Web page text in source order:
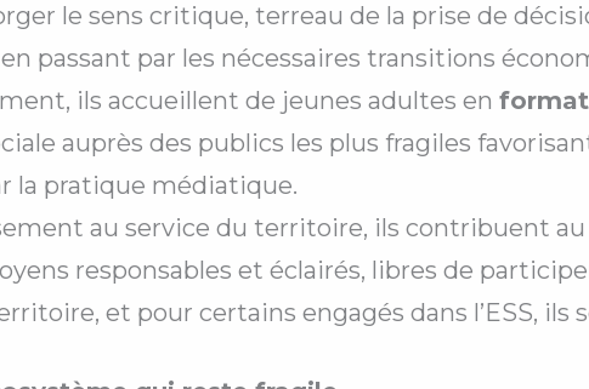
le sens critique, terreau de la prise de
passant par les nécessaires transitions
ils accueillent de jeunes adultes en
auprès des publics les plus fragiles
la pratique médiatique.
au service du territoire, ils contribuent au
responsables et éclairés, libres de
et pour certains engagés dans l’ESS,